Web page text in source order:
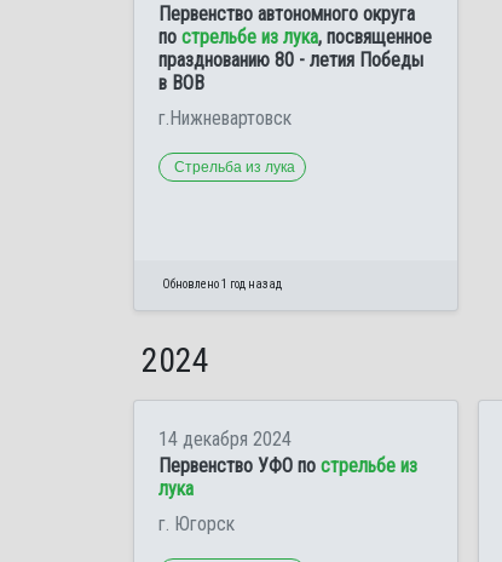
Первенство автономного округа
по стрельбе из лука, посвященное
празднованию 80 - летия Победы
в ВОВ
г.Нижневартовск
Стрельба из лука
Обновлено 1 год назад
2024
14 декабря 2024
Первенство УФО по стрельбе из
лука
г. Югорск